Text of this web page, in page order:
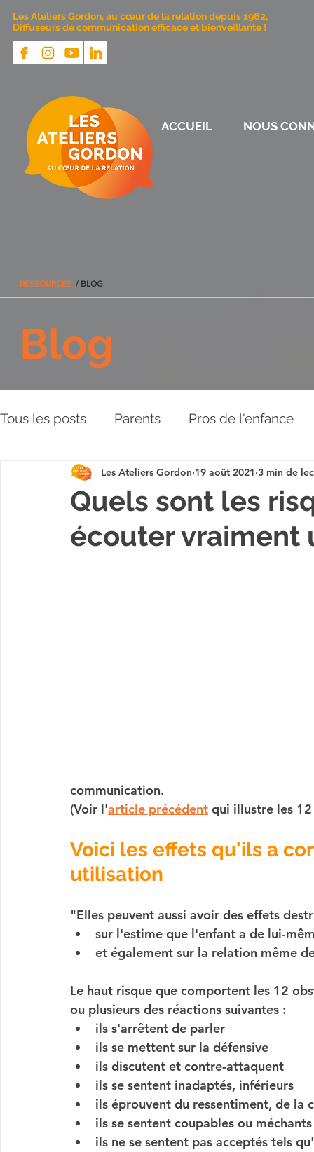
Les Ateliers Gordon, au cœur de la relation depuis 1962,
Diffuseurs de communication efficace et bienveillante !
RESSOURCES / BLOG
Blog
Tous les posts Parents Pros de l'enfance
Les Piliers de l'Approche Relations aux
Plaidoyer BD Vidéos
Quels sont les
écouter vraiment
Les Ateliers Gordon 19 août 2021 3 min de
communication.
(Voir l'article précédent qui illustre les
Voici les effets qu'ils a
utilisation
"Elles peuvent aussi avoir des effets
sur l'estime que l'enfant a de lui-
et également sur la relation même
Le haut risque que comportent les 12
ou plusieurs des réactions suivantes :
ils s'arrêtent de parler
ils se mettent sur la défensive
ils discutent et contre-attaquent
ils se sentent inadaptés, inférieurs
ils éprouvent du ressentiment, de la
ils se sentent coupables ou méchants
ils ne se sentent pas acceptés tels
ACCUEIL NOUS